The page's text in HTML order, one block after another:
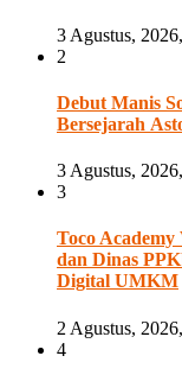
3 Agustus,
2
Debut Manis
Bersejarah
3 Agustus,
3
Toco
dan Dinas
Digital UMKM
2 Agustus,
4